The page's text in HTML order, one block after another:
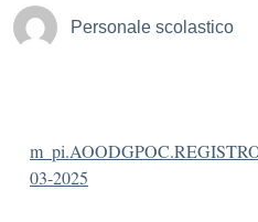
Personale scolastico
03-2025